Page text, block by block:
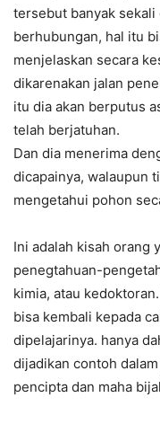
tersebut banyak sekali
berhubungan, hal itu
menjelaskan secara
dikarenakan jalan
itu dia akan berputus
telah berjatuhan.
Dan dia menerima
dicapainya, walaupun
mengetahui pohon
Ini adalah kisah orang
penegtahuan-
kimia, atau
bisa kembali kepada
dipelajarinya. hanya
dijadikan contoh
pencipta dan maha